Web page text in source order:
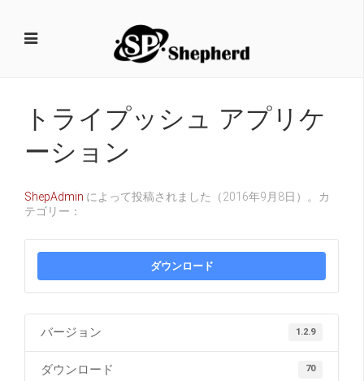
トライプッシュ アプリケ
ーション
ShepAdmin によって投稿されました（2016年9月8日 ）。カ
テゴリー：
ダウンロード
バージョン 1.2.9
ダウンロード 70